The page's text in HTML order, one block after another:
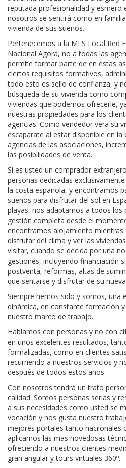
reputada profesionalidad y esmero
nosotros se sentirá como en
vivienda de sus sueños.
Pertenecemos a la MLS Local Red
Nacional Agora, no a todas las
permite formar parte de en estas
ciertos requisitos formativos,
todo esto es sello de confianza, y
búsqueda de su vivienda como
viviendas que podemos ofrecerle,
nuestras propiedades para los
agencias. Como vendedor vera su
escaparate al estar disponible en
agencias de las asociaciones,
las posibilidades de venta.
Si es usted un comprador
personas dedicadas
la costa española, y encontramos
sueños para disfrutar del sol en
playas, nos adaptamos a todos los
gestión completa desde el
encontramos alojamiento mientras
disfrutar del clima y ver las
visitar, cuando se decida por una
gestiones, incluyendo financiación
postventa, reformas, altas de
que sentarse y disfrutar de su
Siempre hemos sido y somos, una
dinámica, en constante formación
nuestro marco de trabajo.
Hablamos con personas y no con
en unos excelentes resultados,
formalizadas, como en clientes
recurriendo a nuestros servicios y
después de todos estos años.
Con nosotros tendrá un trato
calidad. Somos personas serias y
a sus necesidades como usted se
vocación y nos gusta nuestro
mejores portales tanto naciionales
aplicamos las mas novedosas
ofreciendo a nuestros clientes
gran angular y tours virtuales 360º.